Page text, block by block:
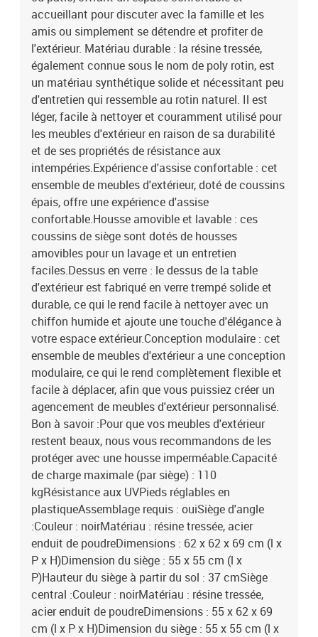
mousseMatériau de remplissage du coussin de dossier : fibre de
cotonDimensions du coussin de siège : 55 x 55 x 3 cm (l x P x
é)Dimensions du coussin de dossier : 55 x 45 x 13 cm (L x l x é) La
livraison contient :1 x table de jardin3 x siège d'angle2 x siège
central8 x coussin de dossier5 x coussin de siège avec housse
amovible et lavable
accueillant pour discuter avec la famille et les
amis ou simplement se détendre et profiter de
l'extérieur. Matériau durable : la résine tressée,
également connue sous le nom de poly rotin, est
un matériau synthétique solide et nécessitant peu
d'entretien qui ressemble au rotin naturel. Il est
léger, facile à nettoyer et couramment utilisé pour
les meubles d'extérieur en raison de sa durabilité
et de ses propriétés de résistance aux
intempéries.Expérience d'assise confortable : cet
ensemble de meubles d'extérieur, doté de coussins
épais, offre une expérience d'assise
confortable.Housse amovible et lavable : ces
coussins de siège sont dotés de housses
amovibles pour un lavage et un entretien
faciles.Dessus en verre : le dessus de la table
d'extérieur est fabriqué en verre trempé solide et
durable, ce qui le rend facile à nettoyer avec un
chiffon humide et ajoute une touche d'élégance à
votre espace extérieur.Conception modulaire : cet
ensemble de meubles d'extérieur a une conception
modulaire, ce qui le rend complètement flexible et
facile à déplacer, afin que vous puissiez créer un
agencement de meubles d'extérieur personnalisé.
Bon à savoir :Pour que vos meubles d'extérieur
restent beaux, nous vous recommandons de les
protéger avec une housse imperméable.Capacité
de charge maximale (par siège) : 110
kgRésistance aux UVPieds réglables en
plastiqueAssemblage requis : ouiSiège d'angle
:Couleur : noirMatériau : résine tressée, acier
enduit de poudreDimensions : 62 x 62 x 69 cm (l x
P x H)Dimension du siège : 55 x 55 cm (l x
P)Hauteur du siège à partir du sol : 37 cmSiège
central :Couleur : noirMatériau : résine tressée,
acier enduit de poudreDimensions : 55 x 62 x 69
cm (l x P x H)Dimension du siège : 55 x 55 cm (l x